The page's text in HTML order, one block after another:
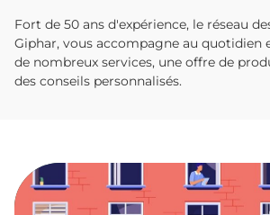
Fort de 50 ans d'expérience, le réseau
Giphar, vous accompagne au quotidien
de nombreux services, une offre de
des conseils personnalisés.